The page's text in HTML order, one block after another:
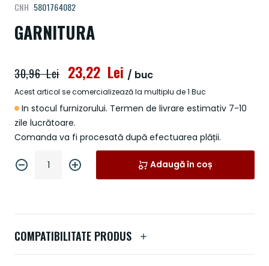
GARNITURA
CNH 5801764082
In stocul furnizorului. Termen de livrare estimativ 7-10
zile lucrătoare.
Comanda va fi procesată după efectuarea plății.
23,22 Lei
30,96 Lei / buc
Acest articol se comercializează la multiplu de 1 Buc
Adaugă în coș
la
începutul
galeriei
imagini
COMPATIBILITATE PRODUS